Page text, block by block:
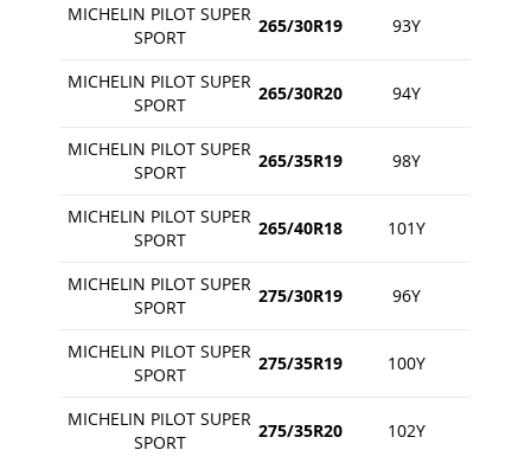
MICHELIN PILOT SUPER
SPORT
265/30R19 93Y
MICHELIN PILOT SUPER
SPORT
265/30R20 94Y
MICHELIN PILOT SUPER
SPORT
265/35R19 98Y
MICHELIN PILOT SUPER
SPORT
265/40R18 101Y
MICHELIN PILOT SUPER
SPORT
275/30R19 96Y
MICHELIN PILOT SUPER
SPORT
275/35R19 100Y
MICHELIN PILOT SUPER
SPORT
275/35R20 102Y